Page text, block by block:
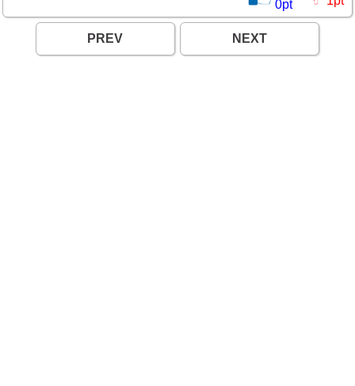
0pt
PREV NEXT